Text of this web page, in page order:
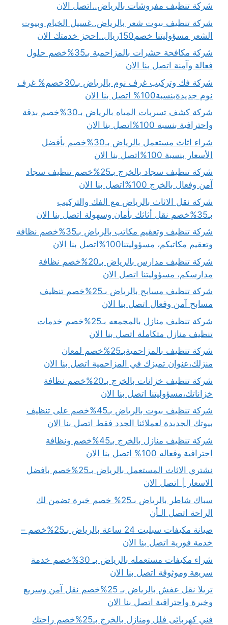
شركة تنظيف مفروشات بالرياض..اتصل الان
شركة تنظيف بيوت شعر بالرياض..غسيل الخيام وبيوت
الشعر مسؤوليتنا خصم150ريال..احجز خدمتك الان
شركة مكافحة حشرات بالمزاحمية بـ35%خصم حلول
فعالة وآمنة اتصل بنا الان
شركة فك وتركيب غرف نوم بالرياض بـ30خصم% غرف
نوم جديدةبنسبة100% اتصل بنا الان
شركة كشف تسربات المياه بالرياض بـ30%خصم بدقة
واحترافية بنسبة 100%اتصل بنا الان
شراء اثاث مستعمل بالرياض بـ30%خصم بأفضل
الأسعار بنسبة 100%اتصل بنا الان
شركة تنظيف سجاد بالخرج بـ25%خصم تنظيف سجاد
آمن وفعال بالخرج 100%اتصل بنا الان
شركة نقل الاثاث بالرياض مع الفك والتركيب
بـ35%خصم نقل أثاثك بأمان وسهولة اتصل بنا الان
شركة تنظيف وتعقيم مكاتب بالرياض بـ35%خصم نظافة
وتعقيم مكاتبكم، مسؤوليتنا100%اتصل بنا الان
شركة تنظيف مدارس بالرياض بـ20%خصم نظافة
مدارسكم، مسؤوليتنا اتصل الان
شركة تنظيف مسابح بالرياض بـ25%خصم تنظيف
مسابح آمن وفعال اتصل بنا الان
شركة تنظيف منازل بالمجمعه بـ25%خصم خدمات
تنظيف منازل متكاملة اتصل بنا الان
شركة تنظيف بالمزاحميةبـ25%خصم لمعان
منزلك،عنوان تميزك في المزاحمية اتصل بنا الان
شركة تنظيف خزانات بالخرج بـ20%خصم نظافة
خزاناتك،مسؤوليتنا اتصل بنا الان
شركة تنظيف بيوت بالرياض بـ45%خصم على تنظيف
بيوتك الجديدة لعملائنا الجدد فقط اتصل بنا الان
شركة تنظيف منازل بالخرج بـ45%خصم ونظافة
احترافية وفعاله 100% اتصل بنا الان
نشتري الاثاث المستعمل بالرياض بـ25%خصم بافضل
الاسعار | اتصل الان
سباك شاطر بالرياض بـ25% خصم خبرة تضمن لك
الراحة اتصل الـأن
صيانة مكيفات سبليت 24 ساعة بالرياض بـ25%خصم –
خدمة فورية اتصل بنا الان
شراء مكيفات مستعمله بالرياض بـ 30%خصم خدمة
سريعة وموثوقة اتصل بنا الان
تريلا نقل عفش بالرياض بـ 25%خصم نقل آمن وسريع
وخبرة واحترافية اتصل بنا الان
فني كهربائى فلل ومنازل بالخرج بـ25%خصم راحتك